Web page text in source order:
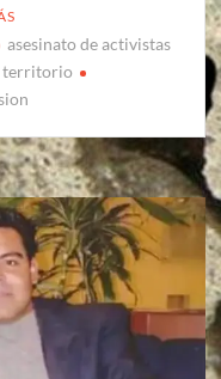
asesinato de activistas
territorio